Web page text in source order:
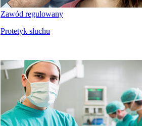
Zawód regulowany
Protetyk słuchu